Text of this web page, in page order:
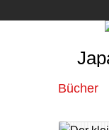
Bücher